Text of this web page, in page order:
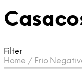
Filter
Home / Frio